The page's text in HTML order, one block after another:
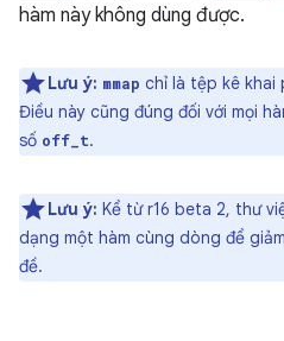
hàm này không dùng được.
Lưu ý: mmap chỉ là tệp kê khai
Điều này cũng đúng đối với mọi
số off_t.
Lưu ý: Kể từ r16 beta 2, thư
dạng một hàm cùng dòng để
đề.